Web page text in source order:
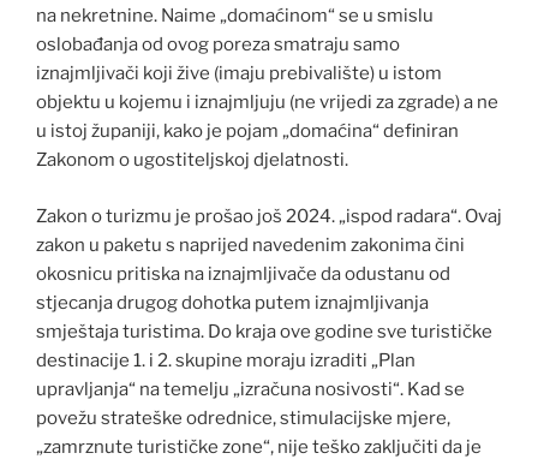
na nekretnine. Naime „domaćinom“ se u smislu
oslobađanja od ovog poreza smatraju samo
iznajmljivači koji žive (imaju prebivalište) u istom
objektu u kojemu i iznajmljuju (ne vrijedi za zgrade) a ne
u istoj županiji, kako je pojam „domaćina“ definiran
Zakonom o ugostiteljskoj djelatnosti.
Zakon o turizmu je prošao još 2024. „ispod radara“. Ovaj
zakon u paketu s naprijed navedenim zakonima čini
okosnicu pritiska na iznajmljivače da odustanu od
stjecanja drugog dohotka putem iznajmljivanja
smještaja turistima. Do kraja ove godine sve turističke
destinacije 1. i 2. skupine moraju izraditi „Plan
upravljanja“ na temelju „izračuna nosivosti“. Kad se
povežu strateške odrednice, stimulacijske mjere,
„zamrznute turističke zone“, nije teško zaključiti da je